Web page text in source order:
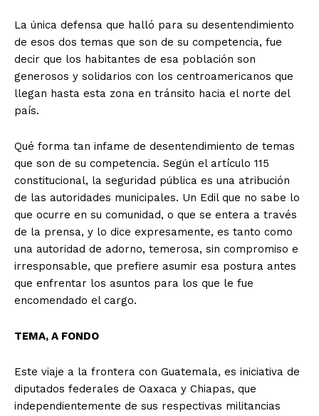
La única defensa que halló para su desentendimiento
de esos dos temas que son de su competencia, fue
decir que los habitantes de esa población son
generosos y solidarios con los centroamericanos que
llegan hasta esta zona en tránsito hacia el norte del
país.
Qué forma tan infame de desentendimiento de temas
que son de su competencia. Según el artículo 115
constitucional, la seguridad pública es una atribución
de las autoridades municipales. Un Edil que no sabe lo
que ocurre en su comunidad, o que se entera a través
de la prensa, y lo dice expresamente, es tanto como
una autoridad de adorno, temerosa, sin compromiso e
irresponsable, que prefiere asumir esa postura antes
que enfrentar los asuntos para los que le fue
encomendado el cargo.
TEMA, A FONDO
Este viaje a la frontera con Guatemala, es iniciativa de
diputados federales de Oaxaca y Chiapas, que
independientemente de sus respectivas militancias